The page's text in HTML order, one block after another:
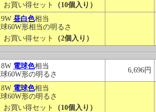
お買い得セット
（10個入り）
昼白色相当
60W形相当の明るさ
お買い得セット
（2個入り）
電球色相当
60W形の明るさ
6,696円
電球色相当
60W形の明るさ
お買い得セット
（10個入り）